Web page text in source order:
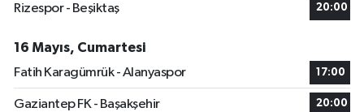
Rizespor - Beşiktaş
20:00
16 Mayıs, Cumartesi
Fatih Karagümrük - Alanyaspor
17:00
Gaziantep FK - Başakşehir 20:00